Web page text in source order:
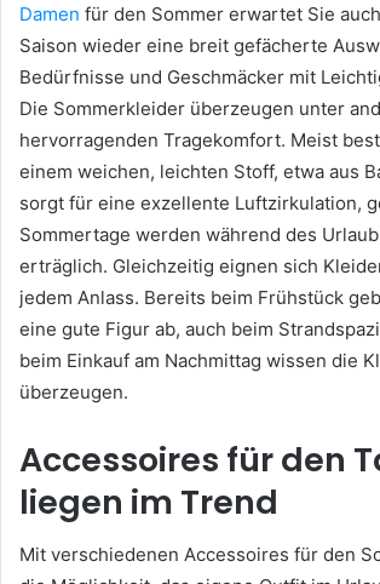
Damen für den Sommer erwartet Sie
Saison wieder eine breit gefächerte
Bedürfnisse und Geschmäcker mit
Die Sommerkleider überzeugen unter
hervorragenden Tragekomfort. Meist
einem weichen, leichten Stoff, etwa aus
sorgt für eine exzellente Luftzirkulation,
Sommertage werden während des
erträglich. Gleichzeitig eignen sich
jedem Anlass. Bereits beim Frühstück
eine gute Figur ab, auch beim
beim Einkauf am Nachmittag wissen die
überzeugen.
Accessoires für den
liegen im Trend
Mit verschiedenen Accessoires für den